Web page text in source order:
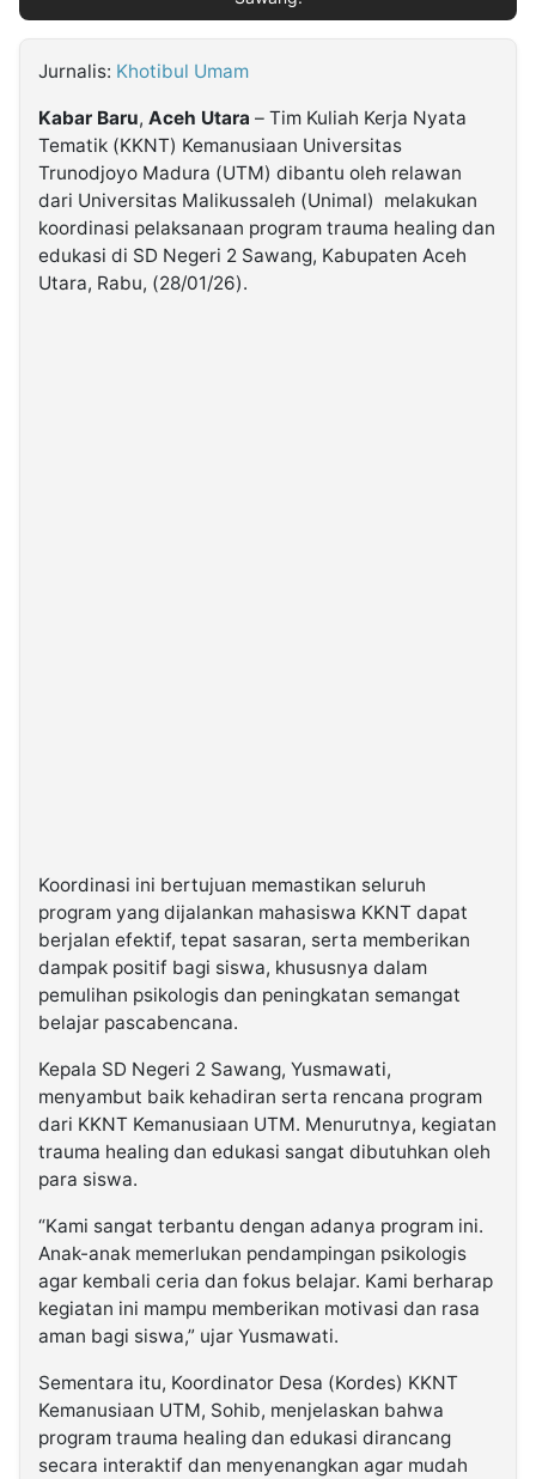
Kabarbaru.co
2026
Kabarbaru
Media
Holding
Jurnalis: Khotibul Umam
Kabar Baru, Aceh Utara – Tim Kuliah Kerja Nyata
Tematik (KKNT) Kemanusiaan Universitas
Trunodjoyo Madura (UTM) dibantu oleh relawan
dari Universitas Malikussaleh (Unimal) melakukan
koordinasi pelaksanaan program trauma healing dan
edukasi di SD Negeri 2 Sawang, Kabupaten Aceh
Utara, Rabu, (28/01/26).
Koordinasi ini bertujuan memastikan seluruh
program yang dijalankan mahasiswa KKNT dapat
berjalan efektif, tepat sasaran, serta memberikan
dampak positif bagi siswa, khususnya dalam
pemulihan psikologis dan peningkatan semangat
belajar pascabencana.
Kepala SD Negeri 2 Sawang, Yusmawati,
menyambut baik kehadiran serta rencana program
dari KKNT Kemanusiaan UTM. Menurutnya, kegiatan
trauma healing dan edukasi sangat dibutuhkan oleh
para siswa.
“Kami sangat terbantu dengan adanya program ini.
Anak-anak memerlukan pendampingan psikologis
agar kembali ceria dan fokus belajar. Kami berharap
kegiatan ini mampu memberikan motivasi dan rasa
aman bagi siswa,” ujar Yusmawati.
Sementara itu, Koordinator Desa (Kordes) KKNT
Kemanusiaan UTM, Sohib, menjelaskan bahwa
program trauma healing dan edukasi dirancang
secara interaktif dan menyenangkan agar mudah